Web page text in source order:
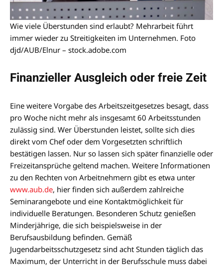
Wie viele Überstunden sind erlaubt? Mehrarbeit führt
immer wieder zu Streitigkeiten im Unternehmen. Foto
djd/AUB/Elnur – stock.adobe.com
Finanzieller Ausgleich oder freie Zeit
Eine weitere Vorgabe des Arbeitszeitgesetzes besagt, dass
pro Woche nicht mehr als insgesamt 60 Arbeitsstunden
zulässig sind. Wer Überstunden leistet, sollte sich dies
direkt vom Chef oder dem Vorgesetzten schriftlich
bestätigen lassen. Nur so lassen sich später finanzielle oder
Freizeitansprüche geltend machen. Weitere Informationen
zu den Rechten von Arbeitnehmern gibt es etwa unter
www.aub.de, hier finden sich außerdem zahlreiche
Seminarangebote und eine Kontaktmöglichkeit für
individuelle Beratungen. Besonderen Schutz genießen
Minderjährige, die sich beispielsweise in der
Berufsausbildung befinden. Gemäß
Jugendarbeitsschutzgesetz sind acht Stunden täglich das
Maximum, der Unterricht in der Berufsschule muss dabei